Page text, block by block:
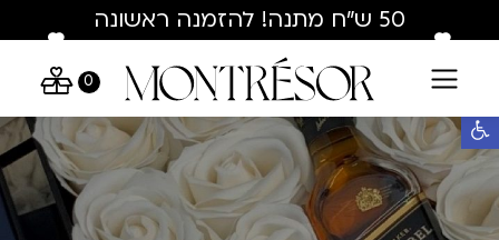
פתח סרגל נגישות
Skip to Content
Contact Us 50 ש"ח מתנה! להזמנה ראשונה
בלבד : hey50
0